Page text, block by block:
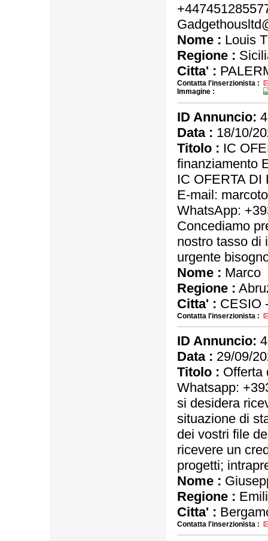
Nome : Louis
Regione :
Citta' :
Contatta l'inserzionista :
Immagine :
ID Annuncio:
Data : 18/10/
Titolo : IC
finanziamento
IC OFERTA
E-mail:
WhatsApp:
Concediamo
nostro tasso di
urgente
Nome : Marco
Regione :
Citta' : CESIO
Contatta l'inserzionista :
ID Annuncio:
Data : 29/09/
Titolo : Offerta
Whatsapp:
si desidera
situazione di
dei vostri file
ricevere un
progetti;
Nome :
Regione :
Citta' :
Contatta l'inserzionista :